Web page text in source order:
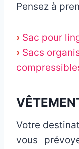
Pensez à
› Sac pour
› Sacs
Votre
vous